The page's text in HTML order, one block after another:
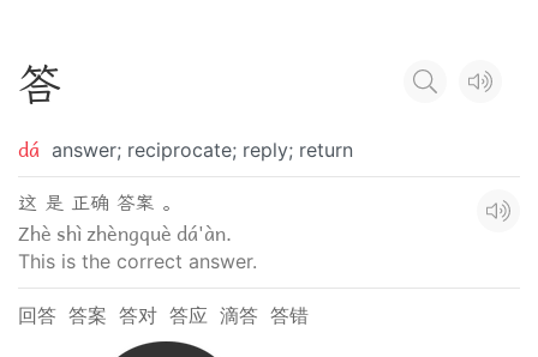
答
dá answer; reciprocate; reply; return
这 是 正确 答案 。
Zhè shì zhèngquè dá'àn.
This is the correct answer.
回答 答案 答对 答应 滴答 答错